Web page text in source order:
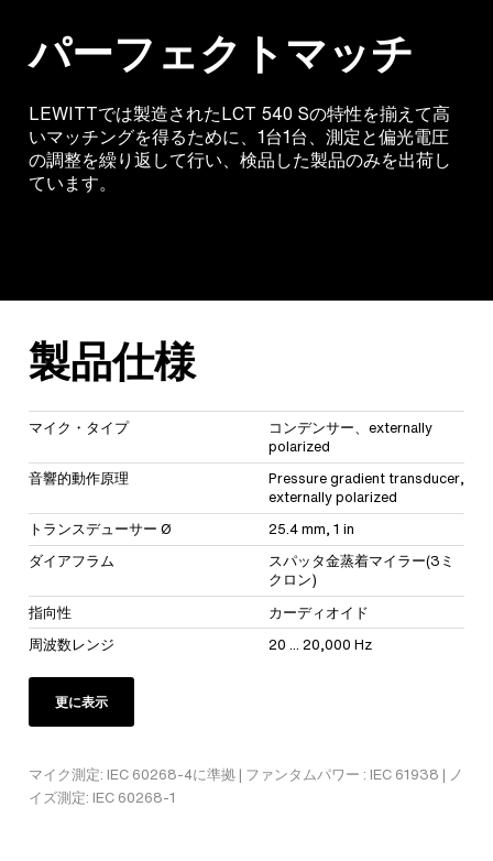
パーフェクトマッチ
LEWITTでは製造されたLCT 540 Sの特性を揃えて高
いマッチングを得るために、1台1台、測定と偏光電圧
の調整を繰り返して行い、検品した製品のみを出荷し
ています。
製品仕様
マイク・タイプ
コンデンサー、externally
polarized
音響的動作原理
Pressure gradient transducer,
externally polarized
トランスデューサー Ø
25.4 mm, 1 in
ダイアフラム
スパッタ金蒸着マイラー(3ミ
クロン)
指向性
カーディオイド
周波数レンジ
20 ... 20,000 Hz
更に表示
マイク測定: IEC 60268-4に準拠 | ファンタムパワー : IEC 61938 | ノ
イズ測定: IEC 60268-1